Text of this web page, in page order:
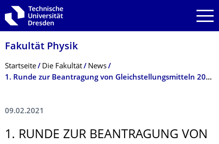
Zur Hauptnavigation springen
Zur Suche springen
Zum Inhalt springen
Fakultät Physik
Breadcrumb-Menü
Startseite Die Fakultät
News
1. Runde zur Beantragung von Gleichstellungsmitteln 2021 am Bereich MN noch bis zum 15. Februar
09.02.2021
1. RUNDE ZUR BEANTRAGUNG VON